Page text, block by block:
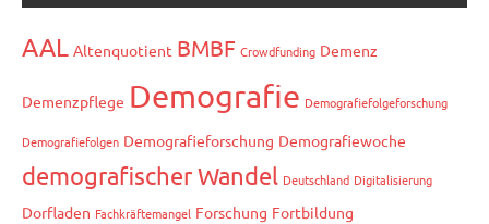
AAL Altenquotient BMBF Crowdfunding Demenz
Demenzpflege Demografie Demografiefolgeforschung
Demografiefolgen Demografieforschung Demografiewoche
demografischer Wandel Deutschland Digitalisierung
Dorfladen Fachkräftemangel Forschung Fortbildung